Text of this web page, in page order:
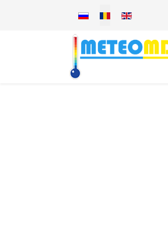
Selectați limba dvs